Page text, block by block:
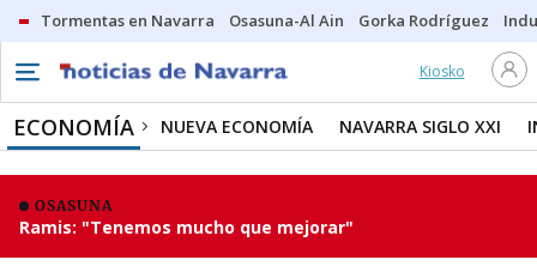
Tormentas en Navarra Osasuna-Al Ain Gorka Rodríguez
Kiosko
ECONOMÍA NUEVA ECONOMÍA NAVARRA SIGLO XXI
OSASUNA
Ramis: "Tenemos mucho que mejorar"